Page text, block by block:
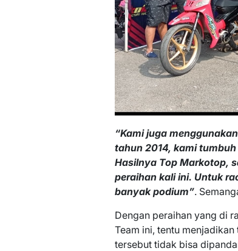
“Kami juga
tahun 2014, kami
Hasilnya Top Markotop,
peraihan kali ini. Untuk
banyak podium”.
Dengan peraihan yang di
Team ini, tentu
tersebut tidak bisa